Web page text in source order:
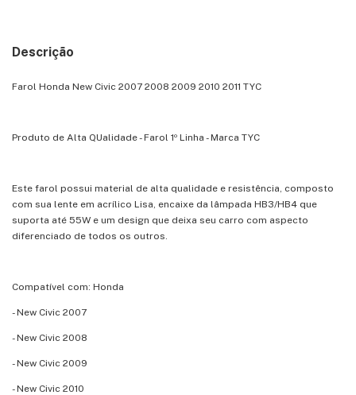
Descrição
Farol Honda New Civic 2007 2008 2009 2010 2011 TYC
Produto de Alta QUalidade - Farol 1º Linha - Marca TYC
Este farol possui material de alta qualidade e resistência, composto
com sua lente em acrílico Lisa, encaixe da lâmpada HB3/HB4 que
suporta até 55W e um design que deixa seu carro com aspecto
diferenciado de todos os outros.
Compatível com: Honda
- New Civic 2007
- New Civic 2008
- New Civic 2009
- New Civic 2010